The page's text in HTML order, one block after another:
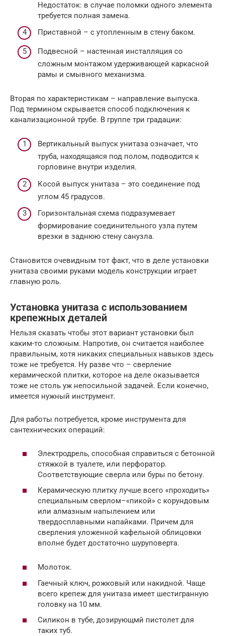
Недостаток: в случае поломки одного элемента
требуется полная замена.
Приставной – с утопленным в стену баком.
Подвесной – настенная инсталляция со
сложным монтажом удерживающей каркасной
рамы и смывного механизма.
Вторая по характеристикам – направление выпуска.
Под термином скрывается способ подключения к
канализационной трубе. В группе три градации:
Вертикальный выпуск унитаза означает, что
труба, находящаяся под полом, подводится к
горловине внутри изделия.
Косой выпуск унитаза – это соединение под
углом 45 градусов.
Горизонтальная схема подразумевает
формирование соединительного узла путем
врезки в заднюю стену санузла.
Становится очевидным тот факт, что в деле установки
унитаза своими руками модель конструкции играет
главную роль.
Установка унитаза с использованием
крепежных деталей
Нельзя сказать чтобы этот вариант установки был
каким-то сложным. Напротив, он считается наиболее
правильным, хотя никаких специальных навыков здесь
тоже не требуется. Ну разве что – сверление
керамической плитки, которое на деле оказывается
тоже не столь уж непосильной задачей. Если конечно,
имеется нужный инструмент.
Для работы потребуется, кроме инструмента для
сантехнических операций:
Электродрель, способная справиться с бетонной
стяжкой в туалете, или перфоратор.
Соответствующие сверла или буры по бетону.
Керамическую плитку лучше всего «проходить»
специальным сверлом–«пикой» с корундовым
или алмазным напылением или
твердосплавными напайками. Причем для
сверления уложенной кафельной облицовки
вполне будет достаточно шуруповерта.
Молоток.
Гаечный ключ, рожковый или накидной. Чаще
всего крепеж для унитаза имеет шестигранную
головку на 10 мм.
Силикон в тубе, дозирующмй пистолет для
таких туб.